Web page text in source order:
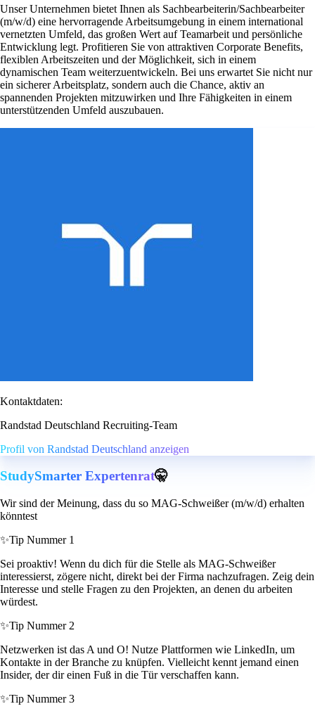
Unser Unternehmen bietet Ihnen als Sachbearbeiterin/Sachbearbeiter
(m/w/d) eine hervorragende Arbeitsumgebung in einem international
vernetzten Umfeld, das großen Wert auf Teamarbeit und persönliche
Entwicklung legt. Profitieren Sie von attraktiven Corporate Benefits,
flexiblen Arbeitszeiten und der Möglichkeit, sich in einem
dynamischen Team weiterzuentwickeln. Bei uns erwartet Sie nicht nur
ein sicherer Arbeitsplatz, sondern auch die Chance, aktiv an
spannenden Projekten mitzuwirken und Ihre Fähigkeiten in einem
unterstützenden Umfeld auszubauen.
Kontaktdaten:
Randstad Deutschland Recruiting-Team
Profil von Randstad Deutschland anzeigen
StudySmarter Expertenrat🤫
Wir sind der Meinung, dass du so MAG-Schweißer (m/w/d) erhalten
könntest
✨Tip Nummer 1
Sei proaktiv! Wenn du dich für die Stelle als MAG-Schweißer
interessierst, zögere nicht, direkt bei der Firma nachzufragen. Zeig dein
Interesse und stelle Fragen zu den Projekten, an denen du arbeiten
würdest.
✨Tip Nummer 2
Netzwerken ist das A und O! Nutze Plattformen wie LinkedIn, um
Kontakte in der Branche zu knüpfen. Vielleicht kennt jemand einen
Insider, der dir einen Fuß in die Tür verschaffen kann.
✨Tip Nummer 3